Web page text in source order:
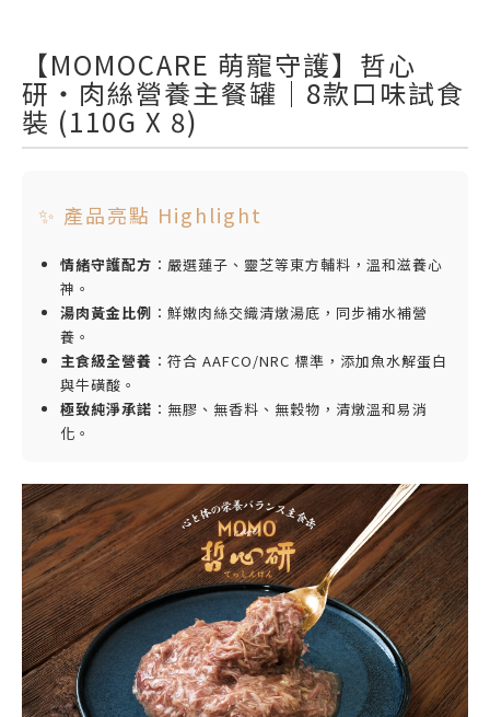
【MOMOCARE 萌寵守護】哲心
研・肉絲營養主餐罐｜8款口味試食
裝 (110G X 8)
✨ 產品亮點 Highlight
情緒守護配方 ：嚴選蓮子、靈芝等東方輔料，溫和滋養心
神。
湯肉黃金比例 ：鮮嫩肉絲交織清燉湯底，同步補水補營
養。
主食級全營養 ：符合 AAFCO/NRC 標準，添加魚水解蛋白
與牛磺酸。
極致純淨承諾 ：無膠、無香料、無穀物，清燉溫和易消
化。